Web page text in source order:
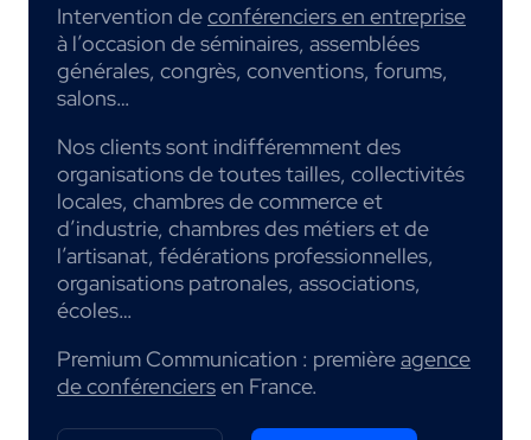
Intervention deconférenciers en entreprise
à l’occasion de séminaires, assemblées
générales, congrès, conventions, forums,
salons…
Nos clients sont indifféremment des
organisations de toutes tailles, collectivités
locales, chambres de commerce et
d’industrie, chambres des métiers et de
l’artisanat, fédérations professionnelles,
organisations patronales, associations,
écoles…
Premium Communication : premièreagence
de conférenciersen France.